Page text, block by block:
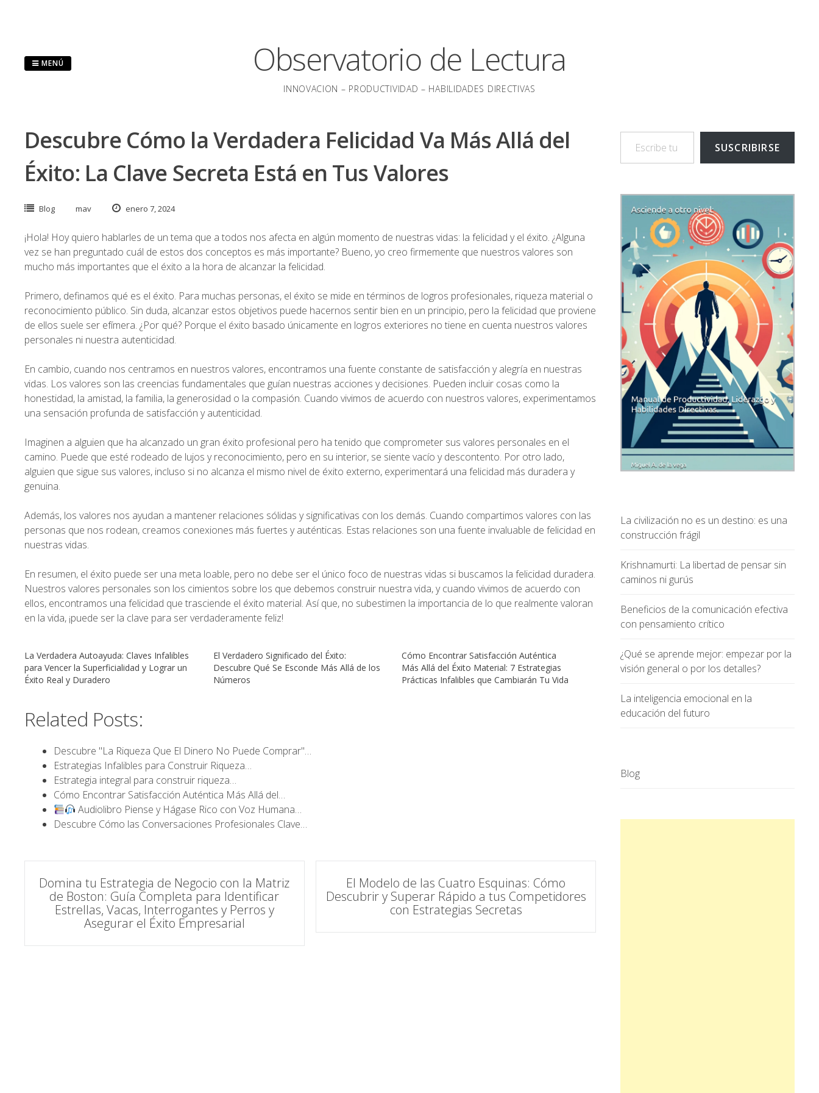
Observatorio de Lectura
INNOVACION – PRODUCTIVIDAD – HABILIDADES DIRECTIVAS
MENÚ
Descubre Cómo la Verdadera Felicidad Va Más Allá del
Éxito: La Clave Secreta Está en Tus Valores
Blog mav enero 7, 2024
¡Hola! Hoy quiero hablarles de un tema que a todos nos afecta en algún momento de nuestras vidas: la felicidad y el éxito. ¿Alguna
vez se han preguntado cuál de estos dos conceptos es más importante? Bueno, yo creo firmemente que nuestros valores son
mucho más importantes que el éxito a la hora de alcanzar la felicidad.
Primero, definamos qué es el éxito. Para muchas personas, el éxito se mide en términos de logros profesionales, riqueza material o
reconocimiento público. Sin duda, alcanzar estos objetivos puede hacernos sentir bien en un principio, pero la felicidad que proviene
de ellos suele ser efímera. ¿Por qué? Porque el éxito basado únicamente en logros exteriores no tiene en cuenta nuestros valores
personales ni nuestra autenticidad.
En cambio, cuando nos centramos en nuestros valores, encontramos una fuente constante de satisfacción y alegría en nuestras
vidas. Los valores son las creencias fundamentales que guían nuestras acciones y decisiones. Pueden incluir cosas como la
honestidad, la amistad, la familia, la generosidad o la compasión. Cuando vivimos de acuerdo con nuestros valores, experimentamos
una sensación profunda de satisfacción y autenticidad.
Imaginen a alguien que ha alcanzado un gran éxito profesional pero ha tenido que comprometer sus valores personales en el
camino. Puede que esté rodeado de lujos y reconocimiento, pero en su interior, se siente vacío y descontento. Por otro lado,
alguien que sigue sus valores, incluso si no alcanza el mismo nivel de éxito externo, experimentará una felicidad más duradera y
genuina.
Además, los valores nos ayudan a mantener relaciones sólidas y significativas con los demás. Cuando compartimos valores con las
personas que nos rodean, creamos conexiones más fuertes y auténticas. Estas relaciones son una fuente invaluable de felicidad en
nuestras vidas.
En resumen, el éxito puede ser una meta loable, pero no debe ser el único foco de nuestras vidas si buscamos la felicidad duradera.
Nuestros valores personales son los cimientos sobre los que debemos construir nuestra vida, y cuando vivimos de acuerdo con
ellos, encontramos una felicidad que trasciende el éxito material. Así que, no subestimen la importancia de lo que realmente valoran
en la vida, ¡puede ser la clave para ser verdaderamente feliz!
La Verdadera Autoayuda: Claves Infalibles
para Vencer la Superficialidad y Lograr un
Éxito Real y Duradero
El Verdadero Significado del Éxito:
Descubre Qué Se Esconde Más Allá de los
Números
Cómo Encontrar Satisfacción Auténtica
Más Allá del Éxito Material: 7 Estrategias
Prácticas Infalibles que Cambiarán Tu Vida
Related Posts:
Descubre "La Riqueza Que El Dinero No Puede Comprar"…
Estrategias Infalibles para Construir Riqueza…
Estrategia integral para construir riqueza…
Cómo Encontrar Satisfacción Auténtica Más Allá del…
Audiolibro Piense y Hágase Rico con Voz Humana…
Descubre Cómo las Conversaciones Profesionales Clave…
Navegación
entradas
Domina tu Estrategia de Negocio con la Matriz
de Boston: Guía Completa para Identificar
Estrellas, Vacas, Interrogantes y Perros y
Asegurar el Éxito Empresarial
El Modelo de las Cuatro Esquinas: Cómo
Descubrir y Superar Rápido a tus Competidores
con Estrategias Secretas
Escribe tu correo electrónico…
SUSCRIBIRSE
La civilización no es un destino: es una
construcción frágil
Krishnamurti: La libertad de pensar sin
caminos ni gurús
Beneficios de la comunicación efectiva
con pensamiento crítico
¿Qué se aprende mejor: empezar por la
visión general o por los detalles?
La inteligencia emocional en la
educación del futuro
Blog